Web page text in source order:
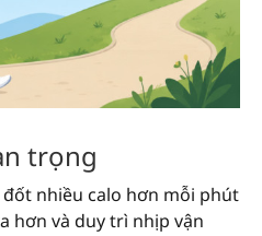
trọng
nhiều calo hơn mỗi phút
hơn và duy trì nhịp vận